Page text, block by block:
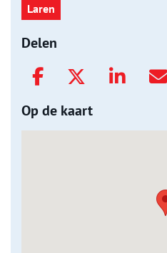
Laren
Delen
Op de kaart